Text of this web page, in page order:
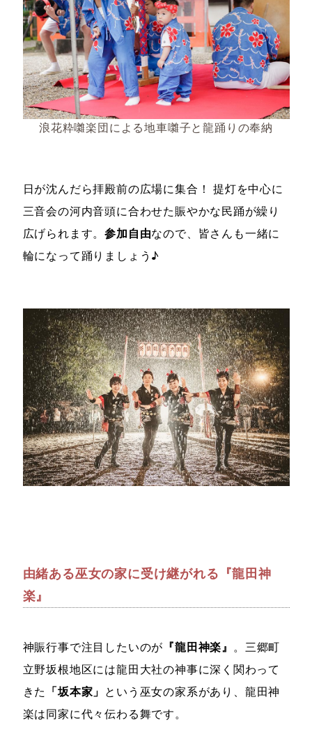
浪花粋囃楽団による地車囃子と龍踊りの奉納
日が沈んだら拝殿前の広場に集合！ 提灯を中心に
三音会の河内音頭に合わせた賑やかな民踊が繰り
広げられます。参加自由なので、皆さんも一緒に
輪になって踊りましょう♪
由緒ある巫女の家に受け継がれる『龍田神
楽』
神賑行事で注目したいのが 『龍田神楽』 。三郷町
立野坂根地区には龍田大社の神事に深く関わって
きた 「坂本家」 という巫女の家系があり、龍田神
楽は同家に代々伝わる舞です。